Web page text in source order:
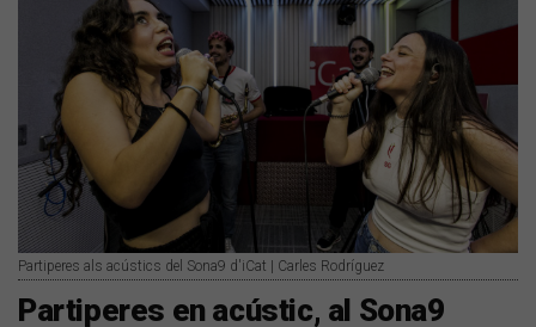
Partiperes als acústics del Sona9 d'iCat | Carles Rodríguez
Partiperes en acústic, al Sona9